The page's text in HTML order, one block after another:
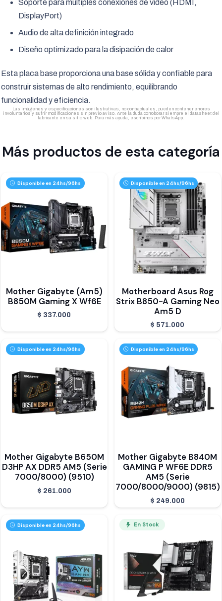
Soporte para múltiples conexiones de video (HDMI,
DisplayPort)
Audio de alta definición integrado
Diseño optimizado para la disipación de calor
Esta placa base proporciona una base sólida y confiable para
construir sistemas de alto rendimiento, equilibrando
funcionalidad y eficiencia.
Las imágenes y especificaciones son ilustrativas, no contractuales, pueden contener errores
involuntarios y sufrir modificaciones sin previo aviso. Ante la duda corroborar siempre el datasheet del
fabricante en su sitio web. Para más ayuda, escribinos por WhatsApp.
Más productos de esta categoría
Disponible en 24hs/96hs
Mother Gigabyte (Am5)
B850M Gaming X Wf6E
$ 337.000
Disponible en 24hs/96hs
Motherboard Asus Rog
Strix B850-A Gaming Neo
Am5 D
$ 571.000
Disponible en 24hs/96hs
Mother Gigabyte B650M
D3HP AX DDR5 AM5 (Serie
7000/8000) (9510)
$ 261.000
Disponible en 24hs/96hs
Mother Gigabyte B840M
GAMING P WF6E DDR5
AM5 (Serie
7000/8000/9000) (9815)
$ 249.000
Disponible en 24hs/96hs En Stock